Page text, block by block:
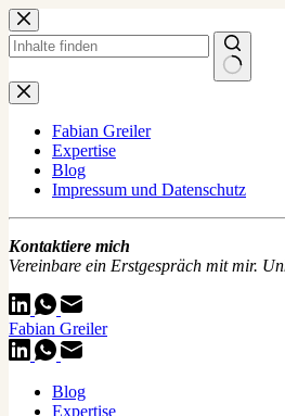
Zum
Inhalt
springen
Keine
Ergebnisse
Fabian Greiler
Expertise
Blog
Impressum und Datenschutz
Kontaktiere mich
Vereinbare ein Erstgespräch mit mir.
Fabian Greiler
Blog
Expertise